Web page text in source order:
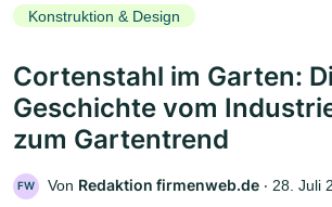
Konstruktion & Design
Cortenstahl im Garten:
Geschichte vom
zum Gartentrend
FW Von Redaktion firmenweb.de ‧ 28. Juli